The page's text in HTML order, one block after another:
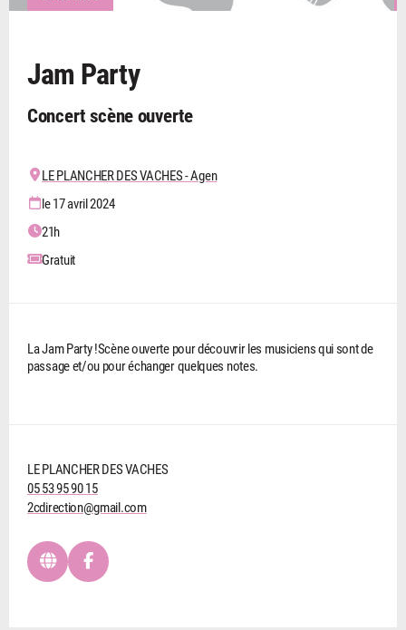
Jam Party
Concert scène ouverte
LE PLANCHER DES VACHES - Agen
le 17 avril 2024
21h
Gratuit
La Jam Party !Scène ouverte pour découvrir les musiciens qui sont de
passage et/ou pour échanger quelques notes.
LE PLANCHER DES VACHES
05 53 95 90 15
2cdirection@gmail.com